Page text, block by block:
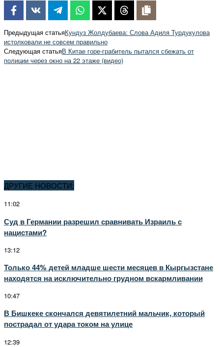
Предыдущая статьяКундуз Жолдубаева: Слова Адиля Турдукулова
истолковали не совсем правильно
Следующая статьяВ Китае горе-грабитель пытался сбежать от
полиции через окно на 22 этаже (видео)
ДРУГИЕ НОВОСТИ:
11:02
Суд в Германии разрешил сравнивать Израиль с
нацистами?
13:12
Только 44% детей младше шести месяцев в Кыргызстане
находятся на исключительно грудном вскармливании
10:47
В Бишкеке скончался девятилетний мальчик, который
пострадал от удара током на улице
12:39